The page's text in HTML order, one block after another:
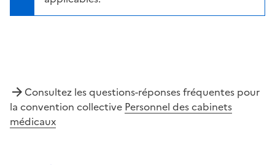
Consultez les questions-réponses fréquentes pour
la convention collective Personnel des cabinets
médicaux